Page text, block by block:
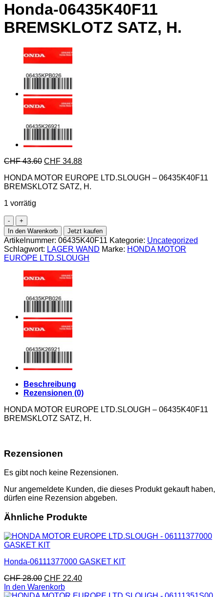
Honda-06435K40F11
BREMSKLOTZ SATZ, H.
CHF43.60 CHF 34.88
HONDA MOTOR EUROPE LTD.SLOUGH – 06435K40F11
BREMSKLOTZ SATZ, H.
1 vorrätig
Honda-
06435K40F11
BREMSKLOTZ
SATZ,
H.
Menge
In den Warenkorb Jetzt kaufen
Artikelnummer: 06435K40F11 Kategorie: Uncategorized
Schlagwort: LAGER WAND Marke: HONDA MOTOR
EUROPE LTD.SLOUGH
Beschreibung
Rezensionen (0)
HONDA MOTOR EUROPE LTD.SLOUGH – 06435K40F11
BREMSKLOTZ SATZ, H.
Rezensionen
Es gibt noch keine Rezensionen.
Nur angemeldete Kunden, die dieses Produkt gekauft haben,
dürfen eine Rezension abgeben.
Ähnliche Produkte
Honda-06111377000 GASKET KIT
CHF28.00 CHF 22.40
In den Warenkorb